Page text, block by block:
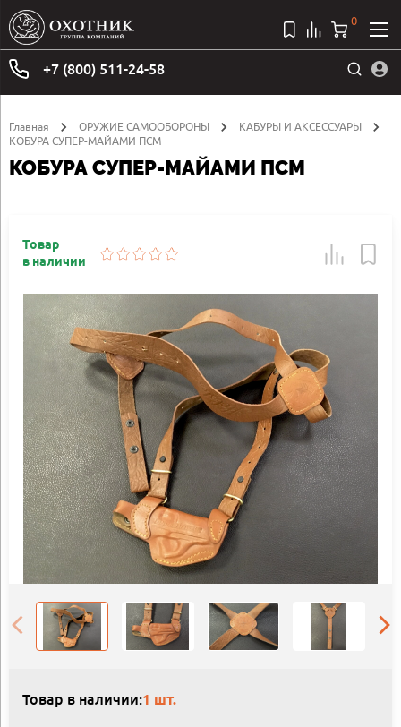
+7 (800) 511-24-58
0
Главная ОРУЖИЕ САМООБОРОНЫ
КАБУРЫ И АКСЕССУАРЫ
КОБУРА СУПЕР-МАЙАМИ ПСМ
КОБУРА СУПЕР-МАЙАМИ ПСМ
Товар
в наличии
Товар в наличии:1 шт.